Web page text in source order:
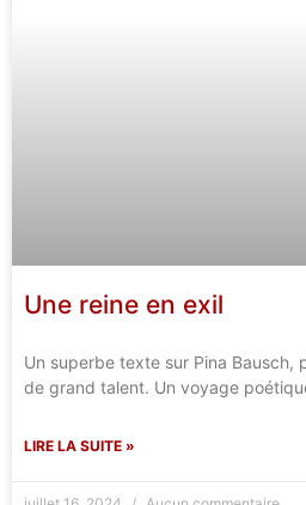
Une reine en exil
Un superbe texte sur Pina Bausch,
de grand talent. Un voyage
LIRE LA SUITE »